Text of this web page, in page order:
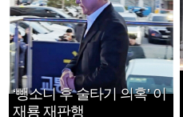
‘뺑소니 후 술타기 의혹’ 이
재룡 재판행